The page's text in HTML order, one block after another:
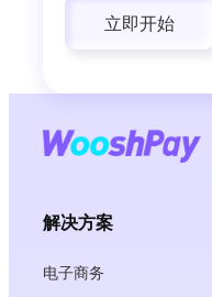
立即开始
解决方案
电子商务